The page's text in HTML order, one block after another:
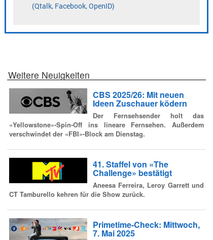
Weitere Neuigkeiten
CBS 2025/26: Mit neuen
Ideen Zuschauer ködern
Der Fernsehsender holt das
«Yellowstone»-Spin-Off ins lineare Fernsehen. Außerdem
verschwindet der «FBI»-Block am Dienstag.
41. Staffel von «The
Challenge» bestätigt
Aneesa Ferreira, Leroy Garrett und
CT Tamburello kehren für die Show zurück.
Primetime-Check: Mittwoch,
7. Mai 2025